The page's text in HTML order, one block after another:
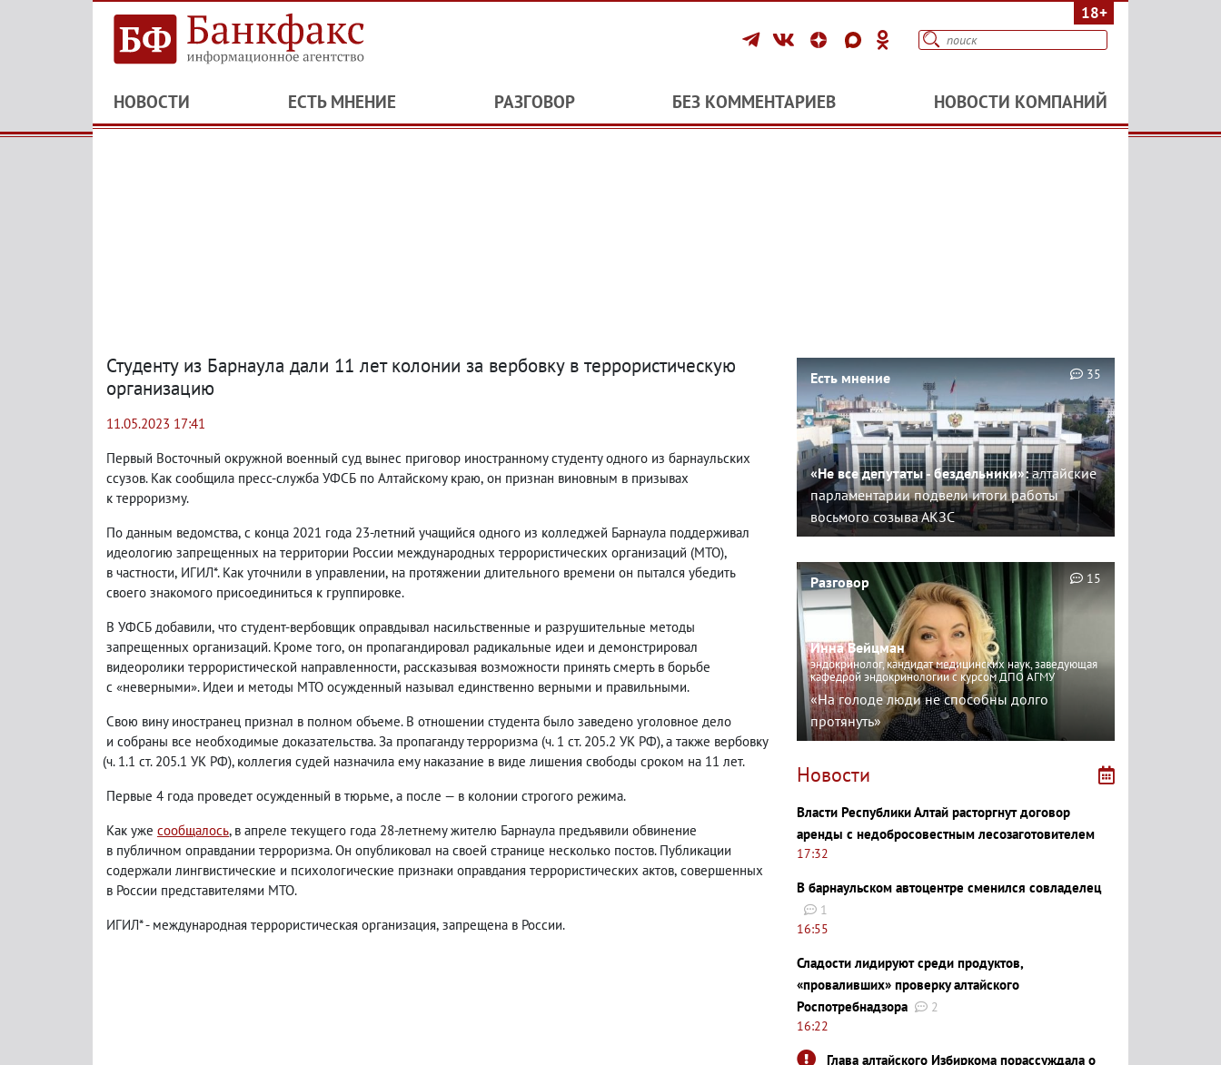
18+
НОВОСТИ ЕСТЬ МНЕНИЕ РАЗГОВОР БЕЗ КОММЕНТАРИЕВ НОВОСТИ КОМПАНИЙ
Студенту из Барнаула дали 11 лет колонии за вербовку в террористическую
организацию
11.05.2023 17:41
Первый Восточный окружной военный суд вынес приговор иностранному студенту одного из барнаульских
ссузов. Как сообщила пресс-служба УФСБ по Алтайскому краю, он признан виновным в призывах
к терроризму.
По данным ведомства, с конца 2021 года 23-летний учащийся одного из колледжей Барнаула поддерживал
идеологию запрещенных на территории России международных террористических организаций (МТО),
в частности, ИГИЛ*. Как уточнили в управлении, на протяжении длительного времени он пытался убедить
своего знакомого присоединиться к группировке.
В УФСБ добавили, что студент-вербовщик оправдывал насильственные и разрушительные методы
запрещенных организаций. Кроме того, он пропагандировал радикальные идеи и демонстрировал
видеоролики террористической направленности, рассказывая возможности принять смерть в борьбе
с «неверными». Идеи и методы МТО осужденный называл единственно верными и правильными.
Свою вину иностранец признал в полном объеме. В отношении студента было заведено уголовное дело
и собраны все необходимые доказательства. За пропаганду терроризма (ч. 1 ст. 205.2 УК РФ), а также вербовку
(ч. 1.1 ст. 205.1 УК РФ), коллегия судей назначила ему наказание в виде лишения свободы сроком на 11 лет.
Первые 4 года проведет осужденный в тюрьме, а после — в колонии строгого режима.
Как уже сообщалось, в апреле текущего года 28-летнему жителю Барнаула предъявили обвинение
в публичном оправдании терроризма. Он опубликовал на своей странице несколько постов. Публикации
содержали лингвистические и психологические признаки оправдания террористических актов, совершенных
в России представителями МТО.
ИГИЛ* - международная террористическая организация, запрещена в России.
Есть мнение
«Не все депутаты - бездельники»:алтайские
парламентарии подвели итоги работы
восьмого созыва АКЗС
35
Разговор
Инна Вейцман
эндокринолог, кандидат медицинских наук, заведующая
кафедрой эндокринологии с курсом ДПО АГМУ
«На голоде люди не способны долго
протянуть»
15
Новости
Власти Республики Алтай расторгнут договор
аренды с недобросовестным лесозаготовителем
17:32
В барнаульском автоцентре сменился совладелец
1
16:55
Сладости лидируют среди продуктов,
«проваливших» проверку алтайского
Роспотребнадзора
2
16:22
Глава алтайского Избиркома порассуждала о